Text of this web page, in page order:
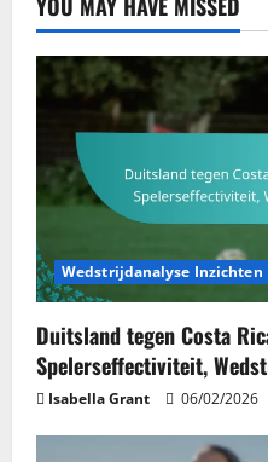
Wedstrijdanalyse Inzichten
Duitsland tegen Costa
Spelerseffectiviteit,
Isabella Grant 06/02/2026